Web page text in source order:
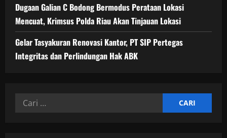
Dugaan Galian C Bodong Bermodus Perataan Lokasi
Mencuat, Krimsus Polda Riau Akan Tinjauan Lokasi
Gelar Tasyakuran Renovasi Kantor, PT SIP Pertegas
Integritas dan Perlindungan Hak ABK
Cari